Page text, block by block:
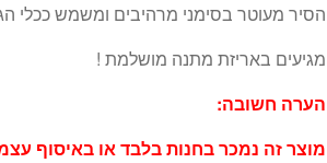
הסיר מעוטר בסימני מרהיבים ומשמש ככלי
מגיעים באריזת מתנה מושלמת !
הערה חשובה:
מוצר זה נמכר בחנות בלבד או באיסוף